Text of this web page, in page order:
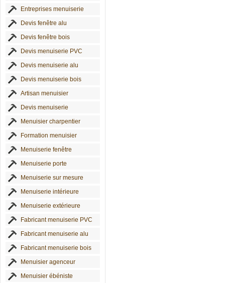
Entreprises menuiserie
Devis fenêtre alu
Devis fenêtre bois
Devis menuiserie PVC
Devis menuiserie alu
Devis menuiserie bois
Artisan menuisier
Devis menuiserie
Menuisier charpentier
Formation menuisier
Menuiserie fenêtre
Menuiserie porte
Menuiserie sur mesure
Menuiserie intérieure
Menuiserie extérieure
Fabricant menuiserie PVC
Fabricant menuiserie alu
Fabricant menuiserie bois
Menuisier agenceur
Menuisier ébéniste